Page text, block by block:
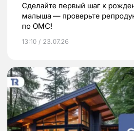
Сделайте первый шаг к
малыша — проверьте
по ОМС!
13:10 / 23.07.26